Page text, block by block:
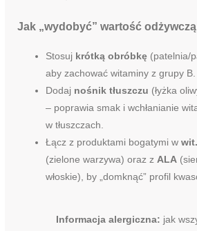
Jak „wydobyć” wartość
Stosuj krótką obróbkę(patelnia/
aby zachować witaminy z grupy B.
Dodaj nośnik tłuszczu (łyżka
– poprawia smak i wchłanianie
w tłuszczach.
Łącz z produktami bogatymi w
(zielone warzywa) oraz z ALA
włoskie), by „domknąć” profil
Informacja alergiczna: jak